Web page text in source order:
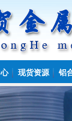
现货资源 铝